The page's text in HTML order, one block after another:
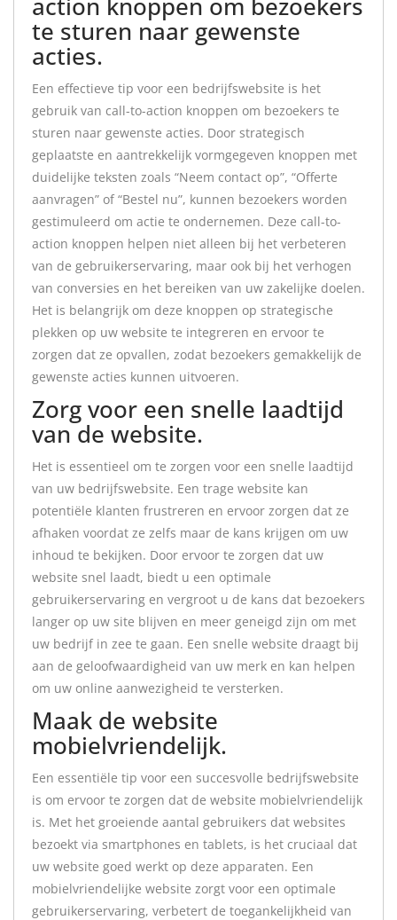
te sturen naar gewenste
acties.
Een effectieve tip voor een bedrijfswebsite is het
gebruik van call-to-action knoppen om bezoekers te
sturen naar gewenste acties. Door strategisch
geplaatste en aantrekkelijk vormgegeven knoppen met
duidelijke teksten zoals “Neem contact op”, “Offerte
aanvragen” of “Bestel nu”, kunnen bezoekers worden
gestimuleerd om actie te ondernemen. Deze call-to-
action knoppen helpen niet alleen bij het verbeteren
van de gebruikerservaring, maar ook bij het verhogen
van conversies en het bereiken van uw zakelijke doelen.
Het is belangrijk om deze knoppen op strategische
plekken op uw website te integreren en ervoor te
zorgen dat ze opvallen, zodat bezoekers gemakkelijk de
gewenste acties kunnen uitvoeren.
Zorg voor een snelle laadtijd
van de website.
Het is essentieel om te zorgen voor een snelle laadtijd
van uw bedrijfswebsite. Een trage website kan
potentiële klanten frustreren en ervoor zorgen dat ze
afhaken voordat ze zelfs maar de kans krijgen om uw
inhoud te bekijken. Door ervoor te zorgen dat uw
website snel laadt, biedt u een optimale
gebruikerservaring en vergroot u de kans dat bezoekers
langer op uw site blijven en meer geneigd zijn om met
uw bedrijf in zee te gaan. Een snelle website draagt bij
aan de geloofwaardigheid van uw merk en kan helpen
om uw online aanwezigheid te versterken.
Maak de website
mobielvriendelijk.
Een essentiële tip voor een succesvolle bedrijfswebsite
is om ervoor te zorgen dat de website mobielvriendelijk
is. Met het groeiende aantal gebruikers dat websites
bezoekt via smartphones en tablets, is het cruciaal dat
uw website goed werkt op deze apparaten. Een
mobielvriendelijke website zorgt voor een optimale
gebruikerservaring, verbetert de toegankelijkheid van